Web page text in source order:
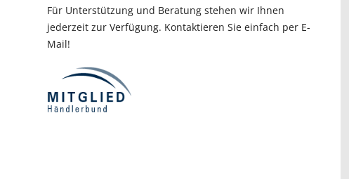
Für Unterstützung und Beratung stehen wir Ihnen
jederzeit zur Verfügung. Kontaktieren Sie einfach per E-
Mail!